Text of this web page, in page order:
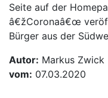
Seite auf der
â€žCoronaâ€œ
Bürger aus der
Autor: Markus Zwick
vom: 07.03.2020